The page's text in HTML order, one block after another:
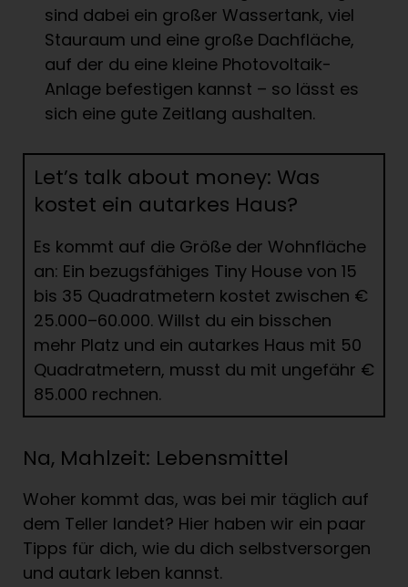
sind dabei ein großer Wassertank, viel
Stauraum und eine große Dachfläche,
auf der du eine kleine Photovoltaik-
Anlage befestigen kannst – so lässt es
sich eine gute Zeitlang aushalten.
Let’s talk about money: Was
kostet ein autarkes Haus?
Es kommt auf die Größe der Wohnfläche
an: Ein bezugsfähiges Tiny House von 15
bis 35 Quadratmetern kostet zwischen €
25.000–60.000. Willst du ein bisschen
mehr Platz und ein autarkes Haus mit 50
Quadratmetern, musst du mit ungefähr €
85.000 rechnen.
Na, Mahlzeit: Lebensmittel
Woher kommt das, was bei mir täglich auf
dem Teller landet? Hier haben wir ein paar
Tipps für dich, wie du dich selbstversorgen
und autark leben kannst.